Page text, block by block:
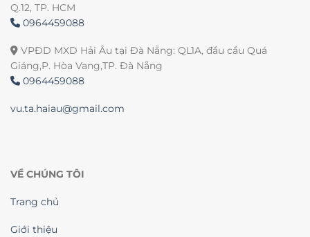
Q.12, TP. HCM
0964459088
VPĐD MXD Hải Âu tại Đà Nẵng: QL1A, đầu cầu Quá
Giáng,P. Hòa Vang,TP. Đà Nẵng
0964459088
vu.ta.haiau@gmail.com
VỀ CHÚNG TÔI
Trang chủ
Giới thiệu